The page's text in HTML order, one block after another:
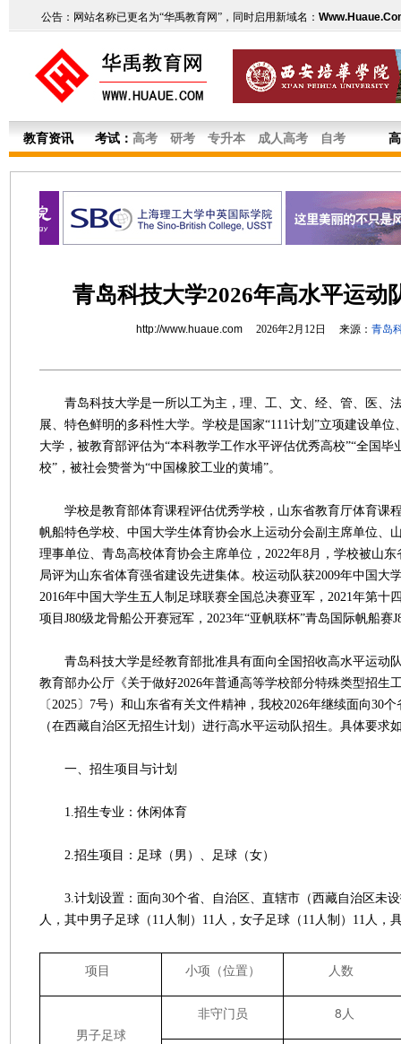
公告：网站名称已更名为“华禹教育网”，同时启用新域名：
教育资讯 考试： 高考 研考 专升本 成人高考 自考
青岛科技大学2026年高水平运动
http://www.huaue.com2026年2月12日 来源： 青岛
青岛科技大学是一所以工为主，理、工、文、经、管、医、
展、特色鲜明的多科性大学。学校是国家“111计划”立项建设单位
大学，被教育部评估为“本科教学工作水平评估优秀高校”“全国毕
校”，被社会赞誉为“中国橡胶工业的黄埔”。
学校是教育部体育课程评估优秀学校，山东省教育厅体育课
帆船特色学校、中国大学生体育协会水上运动分会副主席单位、
理事单位、青岛高校体育协会主席单位，2022年8月，学校被山
局评为山东省体育强省建设先进集体。校运动队获2009年中国大
2016年中国大学生五人制足球联赛全国总决赛亚军，2021年第十
项目J80级龙骨船公开赛冠军，2023年“亚帆联杯”青岛国际帆船赛
青岛科技大学是经教育部批准具有面向全国招收高水平运动
教育部办公厅《关于做好2026年普通高等学校部分特殊类型招生
〔2025〕7号）和山东省有关文件精神，我校2026年继续面向30
（在西藏自治区无招生计划）进行高水平运动队招生。具体要求
一、招生项目与计划
1.招生专业：休闲体育
2.招生项目：足球（男）、足球（女）
3.计划设置：面向30个省、自治区、直辖市（西藏自治区未设
人，其中男子足球（11人制）11人，女子足球（11人制）11人，
项目 小项（位置） 人数
男子足球
非守门员 8人